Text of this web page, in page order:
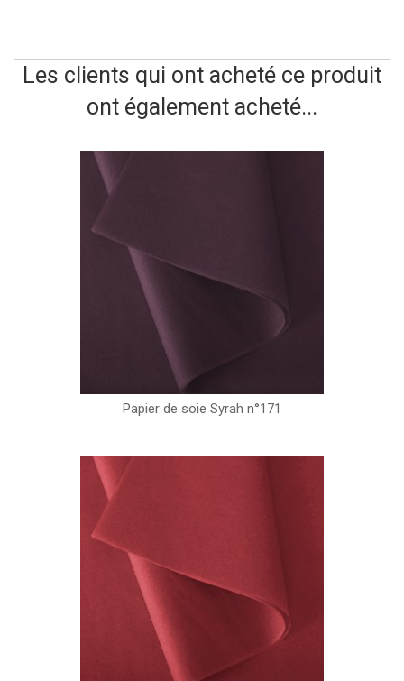
Les clients qui ont acheté ce produit
ont également acheté...
Papier de soie Syrah n°171